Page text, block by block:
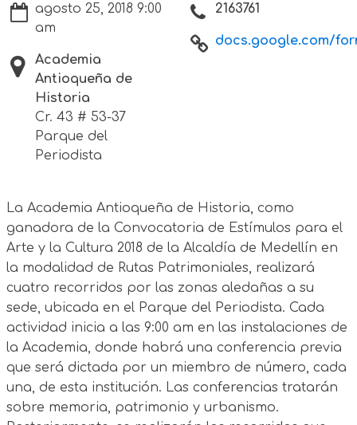
agosto 25, 2018 9:00
am
Academia
Antioqueña de
Historia
Cr. 43 # 53-37
Parque del
Periodista
2163761
docs.google.com/
La Academia Antioqueña de Historia, como
ganadora de la Convocatoria de Estímulos para el
Arte y la Cultura 2018 de la Alcaldía de Medellín en
la modalidad de Rutas Patrimoniales, realizará
cuatro recorridos por las zonas aledañas a su
sede, ubicada en el Parque del Periodista. Cada
actividad inicia a las 9:00 am en las instalaciones de
la Academia, donde habrá una conferencia previa
que será dictada por un miembro de número, cada
una, de esta institución. Las conferencias tratarán
sobre memoria, patrimonio y urbanismo.